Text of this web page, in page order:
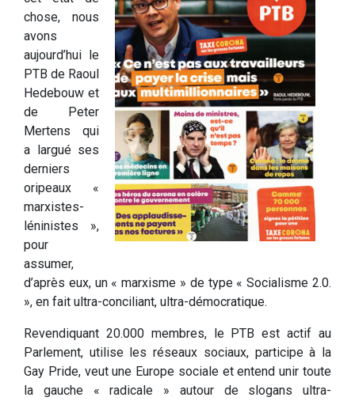
chose, nous
avons
aujourd’hui le
PTB de Raoul
Hedebouw et
de Peter
Mertens qui
a largué ses
derniers
oripeaux «
marxistes-
léninistes »,
pour
assumer,
d’après eux, un « marxisme » de type « Socialisme 2.0.
», en fait ultra-conciliant, ultra-démocratique.
Revendiquant 20.000 membres, le PTB est actif au
Parlement, utilise les réseaux sociaux, participe à la
Gay Pride, veut une Europe sociale et entend unir toute
la gauche « radicale » autour de slogans ultra-